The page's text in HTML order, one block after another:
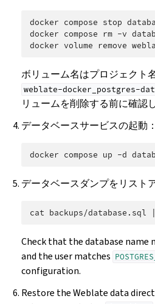
docker compose stop
docker compose rm -v
docker volume remove
ボリューム名はプロジェクト
weblate-docker_postgres-
リュームを削除する前に確認
データベースサービスの起動：
docker compose up -d
データベースダンプをリスト
cat backups/database.sql
Check that the database name
and the user matches
configuration.
Restore the Weblate data